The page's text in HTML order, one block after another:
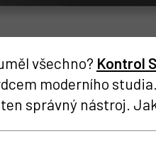
všechno? Kontrol
moderního
správný nástroj.